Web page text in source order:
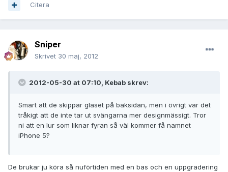
Citera
Sniper
Skrivet 30 maj, 2012
2012-05-30 at 07:10, Kebab skrev:
Smart att de skippar glaset på baksidan, men i övrigt var det
tråkigt att de inte tar ut svängarna mer designmässigt. Tror
ni att en lur som liknar fyran så väl kommer få namnet
iPhone 5?
De brukar ju köra så nuförtiden med en bas och en uppgradering